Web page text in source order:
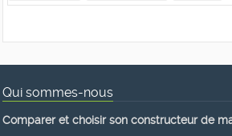
Qui sommes-nous
Comparer et choisir son constructeur de